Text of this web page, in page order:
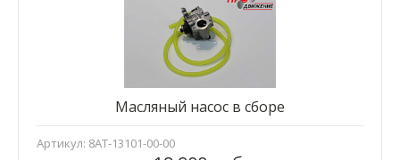
Масляный насос в сборе
Артикул: 8AT-13101-00-00